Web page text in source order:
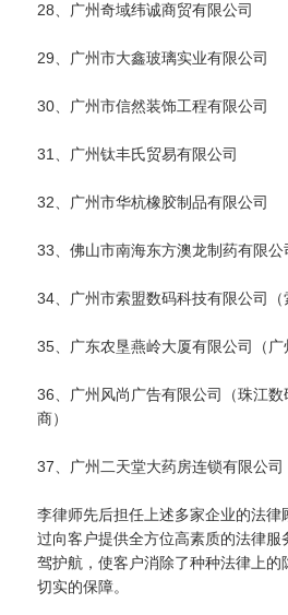
28、广州奇域纬诚商贸有限公司
29、广州市大鑫玻璃实业有限公司
30、广州市信然装饰工程有限公司
31、广州钛丰氏贸易有限公司
32、广州市华杭橡胶制品有限公司
33、佛山市南海东方澳龙制药有限公
34、广州市索盟数码科技有限公司（
35、广东农垦燕岭大厦有限公司（广
36、广州风尚广告有限公司（珠江
商）
37、广州二天堂大药房连锁有限公司
李律师先后担任上述多家企业的法律
过向客户提供全方位高素质的法律
驾护航，使客户消除了种种法律上的
切实的保障。